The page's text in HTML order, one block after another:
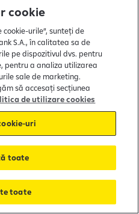
protectia datelor cu
conditiile legale, dupa cum
(„dreptul de a fi uitat”);
Nationale de
cu Caracter Personal
cookie
urile”, sunteți de
S.A., în calitatea sa de
pe dispozitivul dvs. pentru
pentru a analiza utilizarea
sale de marketing.
să accesați secțiunea
de utilizare cookies
uri
toate
toate